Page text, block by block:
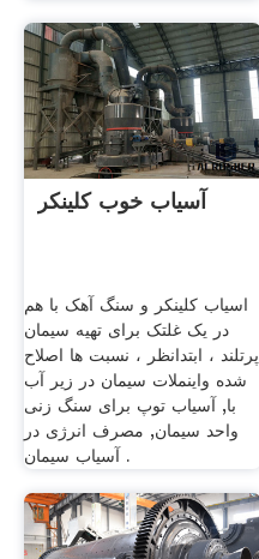
آسیاب خوب کلینکر
اسیاب کلینکر و سنگ آهک با هم
در یک غلتک برای تهیه سیمان
پرتلند ، ابتدانظر ، نسبت ها اصلاح
شده واینملات سیمان در زیر آب
با, آسیاب توپ برای سنگ زنی
واحد سیمان, مصرف انرژی در
آسیاب سیمان .